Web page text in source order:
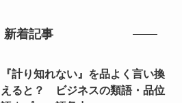
新着記事
『計り知れない』を品よく言い換
えると？ ビジネスの類語・品位